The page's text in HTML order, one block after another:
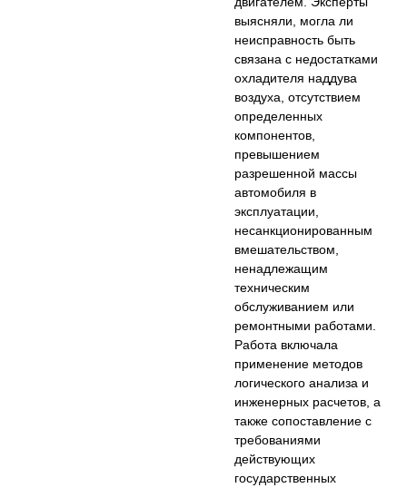
выясняли, могла ли
неисправность быть
связана с недостатками
охладителя наддува
воздуха, отсутствием
определенных
компонентов,
превышением
разрешенной массы
автомобиля в
эксплуатации,
несанкционированным
вмешательством,
ненадлежащим
техническим
обслуживанием или
ремонтными работами.
Работа включала
применение методов
логического анализа и
инженерных расчетов, а
также сопоставление с
требованиями
действующих
государственных